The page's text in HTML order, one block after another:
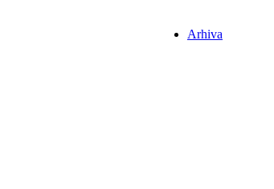
Arhiva